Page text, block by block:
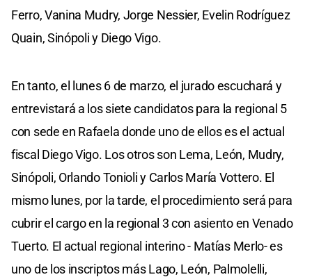
Ferro, Vanina Mudry, Jorge Nessier, Evelin Rodríguez
Quain, Sinópoli y Diego Vigo.
En tanto, el lunes 6 de marzo, el jurado escuchará y
entrevistará a los siete candidatos para la regional 5
con sede en Rafaela donde uno de ellos es el actual
fiscal Diego Vigo. Los otros son Lema, León, Mudry,
Sinópoli, Orlando Tonioli y Carlos María Vottero. El
mismo lunes, por la tarde, el procedimiento será para
cubrir el cargo en la regional 3 con asiento en Venado
Tuerto. El actual regional interino - Matías Merlo- es
uno de los inscriptos más Lago, León, Palmolelli,